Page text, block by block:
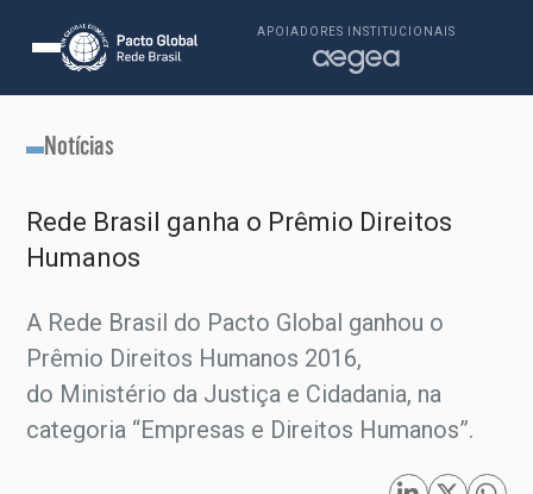
APOIADORES INSTITUCIONAIS
Notícias
Rede Brasil ganha o Prêmio Direitos
Humanos
A Rede Brasil do Pacto Global ganhou o
Prêmio Direitos Humanos 2016,
do Ministério da Justiça e Cidadania, na
categoria “Empresas e Direitos Humanos”.